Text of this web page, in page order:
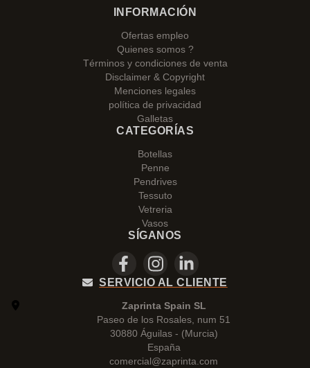
INFORMACIÓN
Ofertas empleo
Quienes somos ?
Términos y condiciones de venta
Disclaimer & Copyright
Menciones legales
política de privacidad
Galletas
CATEGORÍAS
Botellas
Penne
Pendrives
Tessuto
Vetreria
Vasos
SÍGANOS
SERVICIO AL CLIENTE
Zaprinta Spain SL
Paseo de los Rosales, num 51
30880 Águilas - (Murcia)
España
comercial@zaprinta.com